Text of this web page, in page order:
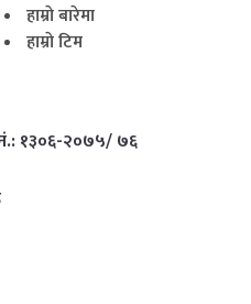
हाम्राे बारेमा
हाम्राे टिम
नं.: १३०६-२०७५/ ७६